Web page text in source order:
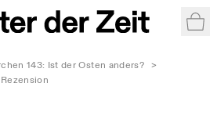
143: Ist der Osten anders?
>